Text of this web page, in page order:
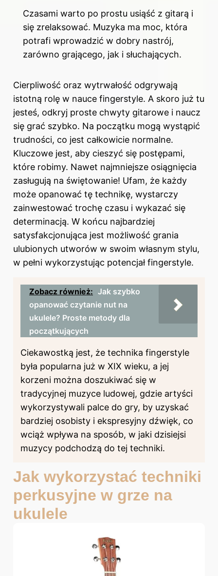
Czasami warto po prostu usiąść z gitarą i
się zrelaksować. Muzyka ma moc, która
potrafi wprowadzić w dobry nastrój,
zarówno grającego, jak i słuchających.
Cierpliwość oraz wytrwałość odgrywają
istotną rolę w nauce fingerstyle. A skoro już tu
jesteś, odkryj proste chwyty gitarowe i naucz
się grać szybko. Na początku mogą wystąpić
trudności, co jest całkowicie normalne.
Kluczowe jest, aby cieszyć się postępami,
które robimy. Nawet najmniejsze osiągnięcia
zasługują na świętowanie! Ufam, że każdy
może opanować tę technikę, wystarczy
zainwestować trochę czasu i wykazać się
determinacją. W końcu najbardziej
satysfakcjonująca jest możliwość grania
ulubionych utworów w swoim własnym stylu,
w pełni wykorzystując potencjał fingerstyle.
Zobacz również: Jak szybko
opanować czytanie nut na
ukulele? Proste metody dla
początkujących
Ciekawostką jest, że technika fingerstyle
była popularna już w XIX wieku, a jej
korzeni można doszukiwać się w
tradycyjnej muzyce ludowej, gdzie artyści
wykorzystywali palce do gry, by uzyskać
bardziej osobisty i ekspresyjny dźwięk, co
wciąż wpływa na sposób, w jaki dzisiejsi
muzycy podchodzą do tej techniki.
Jak wykorzystać techniki
perkusyjne w grze na
ukulele